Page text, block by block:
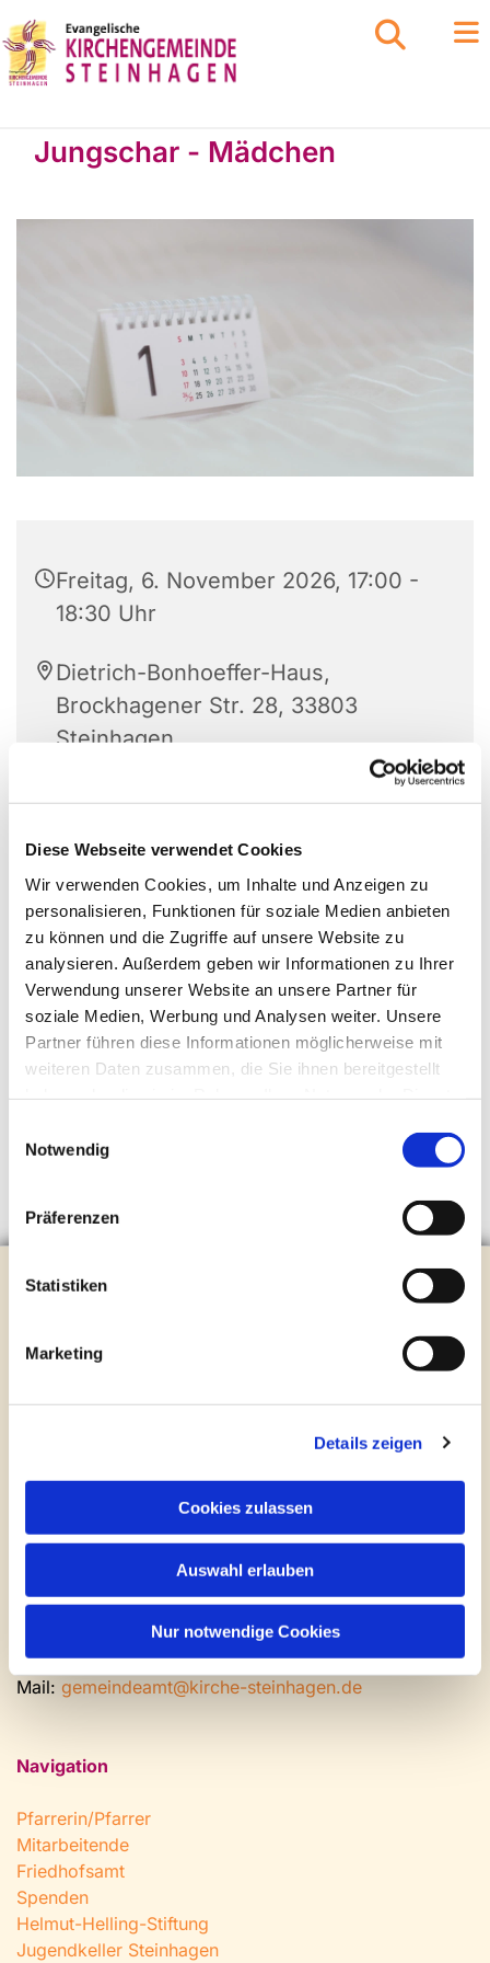
Diese Webseite verwendet Cookies
Wir verwenden Cookies, um Inhalte und Anzeigen zu
personalisieren, Funktionen für soziale Medien anbieten
zu können und die Zugriffe auf unsere Website zu
analysieren. Außerdem geben wir Informationen zu Ihrer
Verwendung unserer Website an unsere Partner für
soziale Medien, Werbung und Analysen weiter. Unsere
Partner führen diese Informationen möglicherweise mit
weiteren Daten zusammen, die Sie ihnen bereitgestellt
Notwendig
Präferenzen
Statistiken
Marketing
Details zeigen
Cookies zulassen
Auswahl erlauben
Nur notwendige Cookies
Jungschar - Mädchen
Freitag, 6. November 2026, 17:00 -
18:30 Uhr
Dietrich-Bonhoeffer-Haus,
Brockhagener Str. 28, 33803
Steinhagen
Evangelische Kirchengemeinde Steinhagen
Mail:gemeindeamt@kirche-steinhagen.de
Gemeinde- und Friedhofsamt
Montag: geschlossen
Nachmittags nach Vereinbarung
0 52 04 / 36 28
Fax: 0 52 04 / 25 65
Mail: gemeindeamt@kirche-steinhagen.de
Navigation
Pfarrerin/Pfarrer
Mitarbeitende
Friedhofsamt
Spenden
Helmut-Helling-Stiftung
Jugendkeller Steinhagen